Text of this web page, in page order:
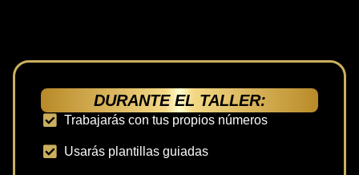
DURANTE EL TALLER:
Trabajarás con tus propios números
Usarás plantillas guiadas